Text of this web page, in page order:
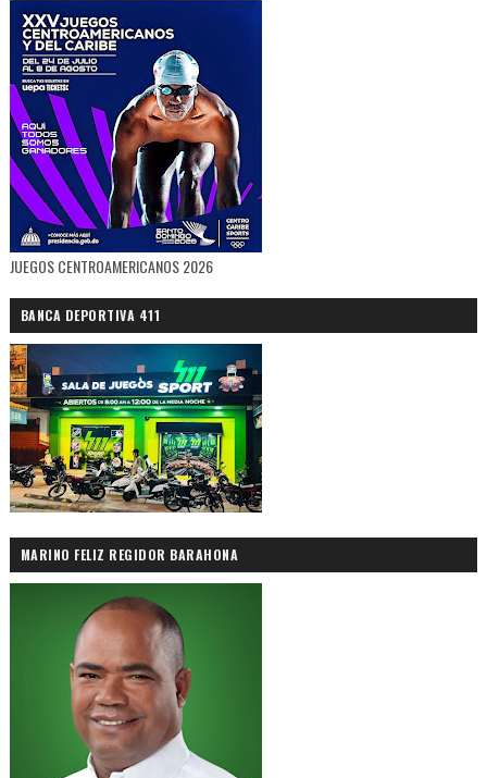
JUEGOS CENTROAMERICANOS 2026
BANCA DEPORTIVA 411
MARINO FELIZ REGIDOR BARAHONA